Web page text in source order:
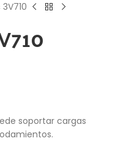
soportar cargas